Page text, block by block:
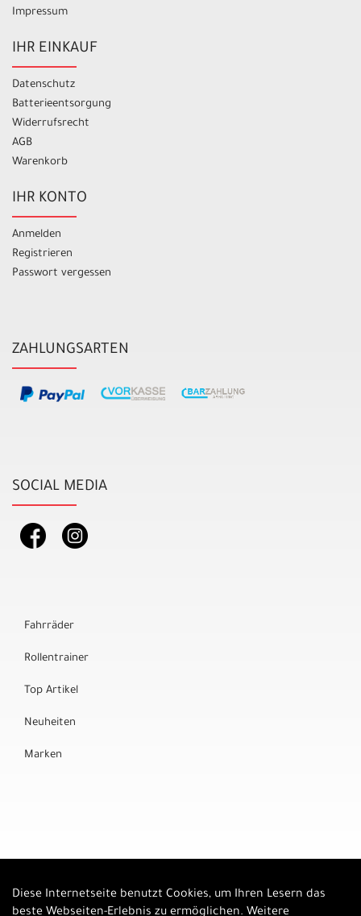
Impressum
IHR EINKAUF
Datenschutz
Batterieentsorgung
Widerrufsrecht
AGB
Warenkorb
IHR KONTO
Anmelden
Registrieren
Passwort vergessen
ZAHLUNGSARTEN
SOCIAL MEDIA
Fahrräder
Rollentrainer
Top Artikel
Neuheiten
Marken
Diese Internetseite benutzt Cookies, um Ihren Lesern das
beste Webseiten-Erlebnis zu ermöglichen. Weitere
Auftrag widerrufen